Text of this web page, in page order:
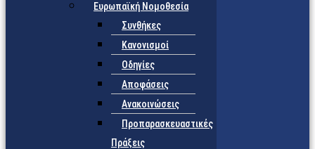
Ευρωπαϊκή Νομοθεσία
Συνθήκες
Κανονισμοί
Οδηγίες
Αποφάσεις
Ανακοινώσεις
Προπαρασκευαστικές
Πράξεις